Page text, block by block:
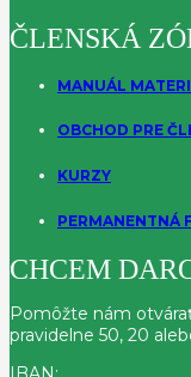
ČLENSKÁ
MANUÁL
OBCHOD PRE
KURZY
PERMANENTNÁ
CHCEM
Pomôžte nám
pravidelne 50, 20